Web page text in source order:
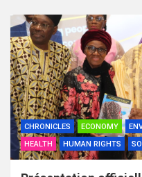
CHRONICLES ECONOMY
HEALTH
HUMAN RIGHTS